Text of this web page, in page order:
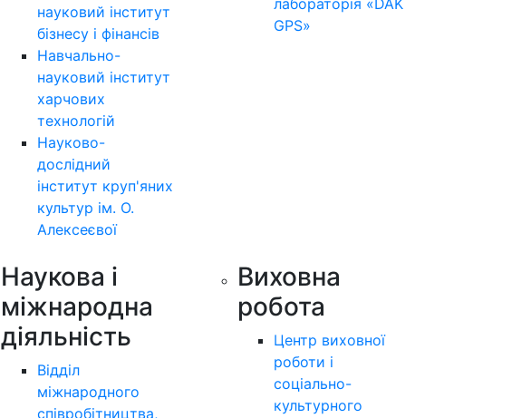
науковий інститут
бізнесу і фінансів
Навчально-
науковий інститут
харчових
технологій
Науково-
дослідний
інститут круп'яних
культур ім. О.
Алексеєвої
лабораторія «DAK
GPS»
Наукова і
міжнародна
діяльність
Відділ
міжнародного
співробітництва,
Виховна
робота
Центр виховної
роботи і
соціально-
культурного